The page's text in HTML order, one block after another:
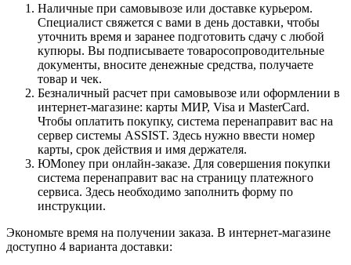
Наличные при самовывозе или доставке курьером.
Специалист свяжется с вами в день доставки, чтобы
уточнить время и заранее подготовить сдачу с любой
купюры. Вы подписываете товаросопроводительные
документы, вносите денежные средства, получаете
товар и чек.
Безналичный расчет при самовывозе или оформлении в
интернет-магазине: карты МИР, Visa и MasterCard.
Чтобы оплатить покупку, система перенаправит вас на
сервер системы ASSIST. Здесь нужно ввести номер
карты, срок действия и имя держателя.
ЮMoney при онлайн-заказе. Для совершения покупки
система перенаправит вас на страницу платежного
сервиса. Здесь необходимо заполнить форму по
инструкции.
Экономьте время на получении заказа. В интернет-магазине
доступно 4 варианта доставки: